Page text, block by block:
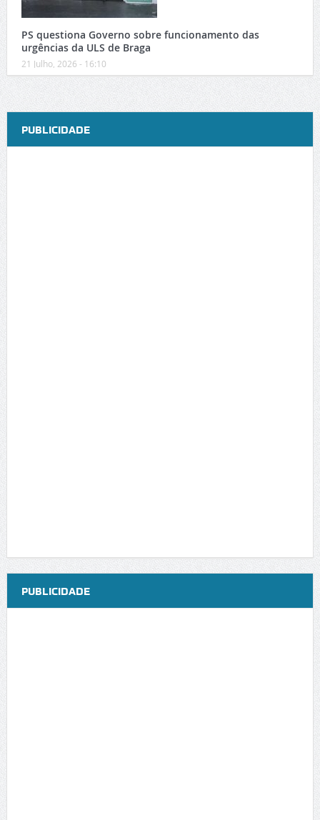
PS questiona Governo sobre funcionamento das
urgências da ULS de Braga
21 Julho, 2026 - 16:10
PUBLICIDADE
PUBLICIDADE